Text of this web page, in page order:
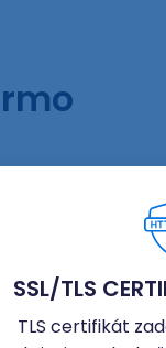
SSL/TLS
TLS certifikát